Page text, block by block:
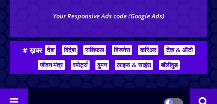
Your Responsive Ads code (Google Ads)
# ख़बर देश विदेश राशिफल बिजनेस करिअर
टेक & ऑटो
जीवन मंत्र
स्पोर्ट्स वुमन लाइफ & साइंस बॉलीवुड